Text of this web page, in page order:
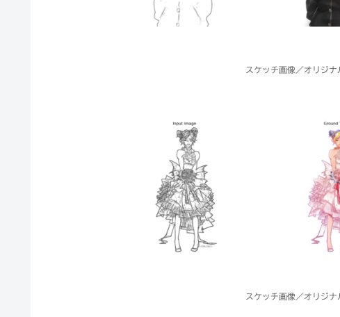
スケッチ画像／オリジ
スケッチ画像／オリジ